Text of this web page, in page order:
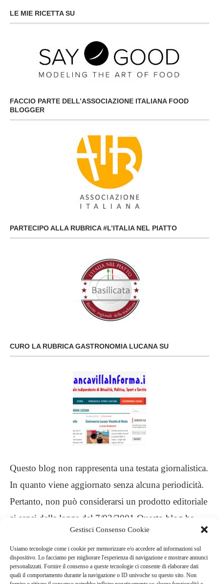
Gestisci Consenso Cookie
Usiamo tecnologie come i cookie per memorizzare e/o accedere ad informazioni sul
dispositivo. Lo facciamo per migliorare l'esperienza di navigazione e mostrare annunci
personalizzati. Fornire il consenso a queste tecnologie ci consente di elaborare dati
quali il comportamento durante la navigazione o ID univoche su questo sito. Non
LE MIE RICETTA SU
FACCIO PARTE DELL’ASSOCIAZIONE ITALIANA FOOD
BLOGGER
PARTECIPO ALLA RUBRICA #L’ITALIA NEL PIATTO
CURO LA RUBRICA GASTRONOMIA LUCANA SU
Questo blog non rappresenta una testata giornalistica.
In quanto viene aggiornato senza alcuna periodicità.
Pertanto, non può considerarsi un prodotto editoriale
ai sensi della legge del 7/03/2001 Questo blog ha
carattere personale, non è mio intento infrangere
alcun diritto d’autore